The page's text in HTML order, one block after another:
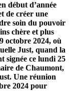
début d’année
de créer une
soin du pouvoir
chère et plus
octobre 2024, où
Just, quand la
signée ce lundi 25
de Chaumont,
Une réunion
2024 pour